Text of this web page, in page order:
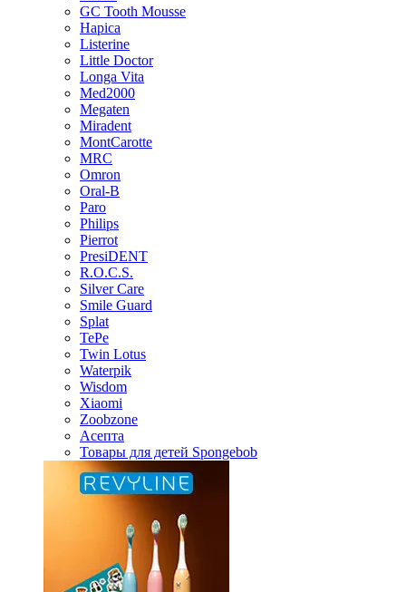
GC Tooth Mousse
Hapica
Listerine
Little Doctor
Longa Vita
Med2000
Megaten
Miradent
MontCarotte
MRC
Omron
Oral-B
Paro
Philips
Pierrot
PresiDENT
R.O.C.S.
Silver Care
Smile Guard
Splat
TePe
Twin Lotus
Waterpik
Wisdom
Xiaomi
Zoobzone
Асепта
Товары для детей Spongebob